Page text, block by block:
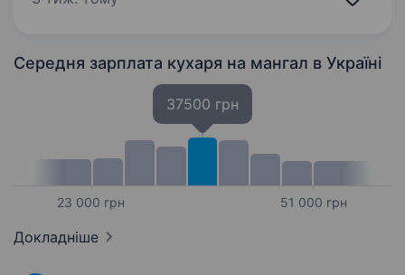
Середня зарплата кухаря на мангал в Україні
23 000 грн
37500 грн
51 000 грн
Докладніше